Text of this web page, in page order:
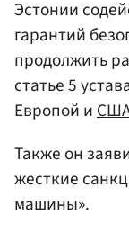
Эстонии
гарантий
продолжить
статье 5
Европой и
Также он
жесткие
машины».